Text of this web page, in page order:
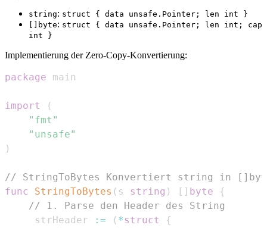
string: struct { data unsafe.Pointer; len int }
[]byte: struct { data unsafe.Pointer; len int; cap
int }
Implementierung der Zero-Copy-Konvertierung:
package
import
(
"fmt"
"unsafe"
)
// StringToBytes Konvertiert string in
func
StringToBytes ( s string ) [ ] byte
{
// 1. Parse den Header des String
	 strHeader
:= ( *struct
{